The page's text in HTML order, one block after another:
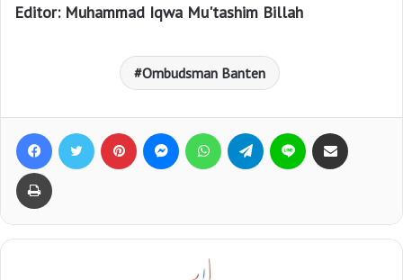
Editor: Muhammad Iqwa Mu'tashim Billah
Ombudsman Banten